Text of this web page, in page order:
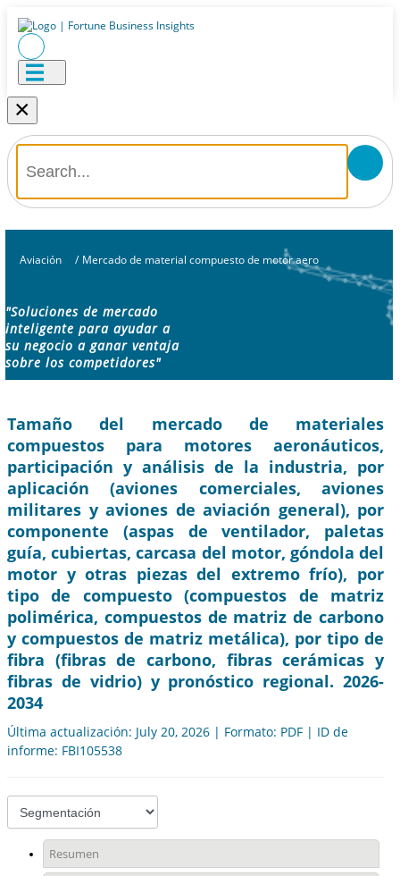
×
Aviación / Mercado de material compuesto de motor aero
"Soluciones de mercado
inteligente para ayudar a
su negocio a ganar ventaja
sobre los competidores"
Tamaño del mercado de materiales
compuestos para motores aeronáuticos,
participación y análisis de la industria, por
aplicación (aviones comerciales, aviones
militares y aviones de aviación general), por
componente (aspas de ventilador, paletas
guía, cubiertas, carcasa del motor, góndola del
motor y otras piezas del extremo frío), por
tipo de compuesto (compuestos de matriz
polimérica, compuestos de matriz de carbono
y compuestos de matriz metálica), por tipo de
fibra (fibras de carbono, fibras cerámicas y
fibras de vidrio) y pronóstico regional. 2026-
2034
Última actualización: July 20, 2026 | Formato: PDF | ID de
informe: FBI105538
Resumen